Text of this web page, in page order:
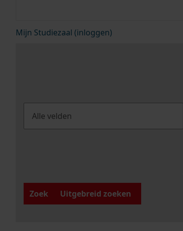
Mijn Studiezaal (inloggen)
Zoek
Uitgebreid zoeken